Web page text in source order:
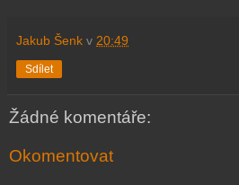
Jakub Šenk v 20:49
Sdílet
Žádné komentáře:
Okomentovat